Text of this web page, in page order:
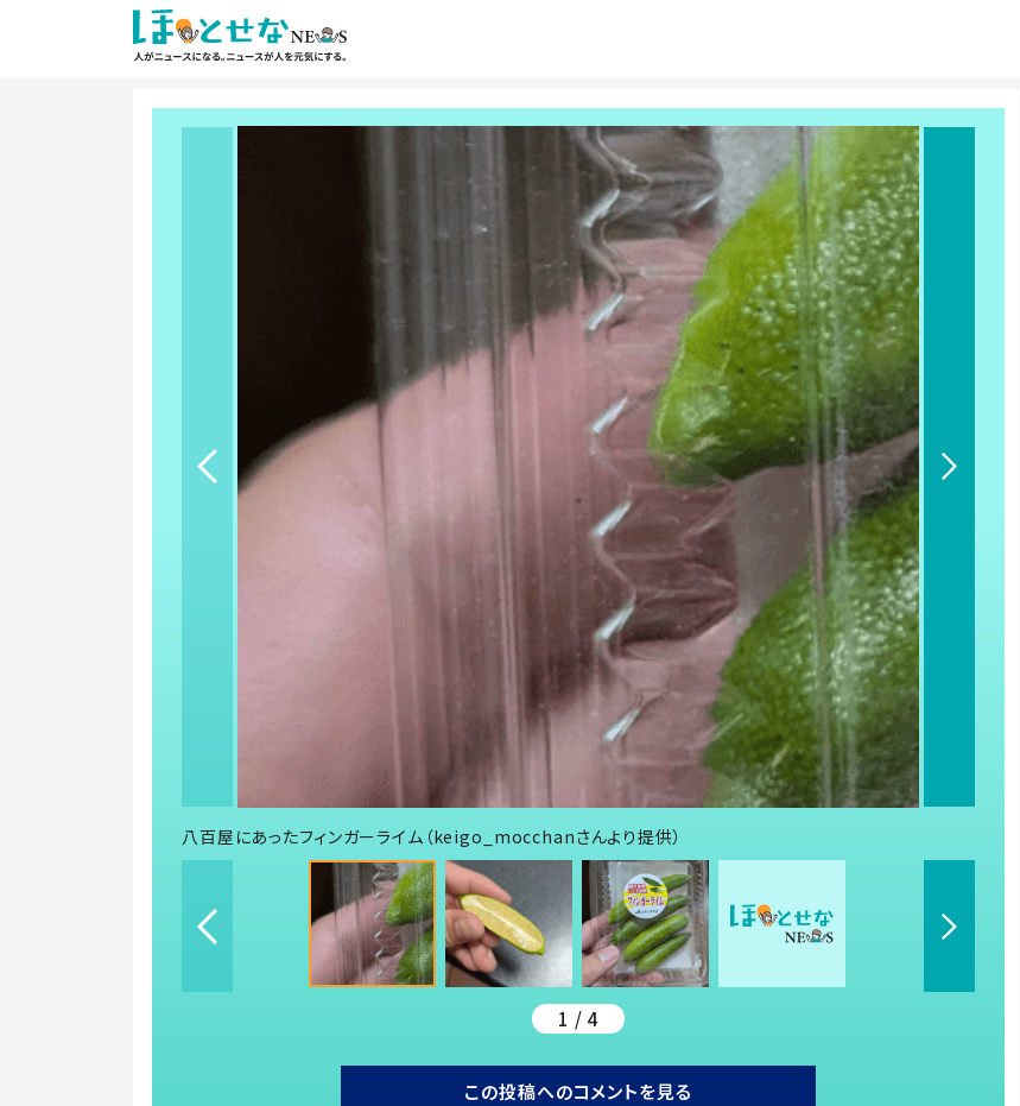
八百屋にあったフィンガーライム（keigo_mocchanさんより提供）
1 / 4
この投稿へのコメントを見る